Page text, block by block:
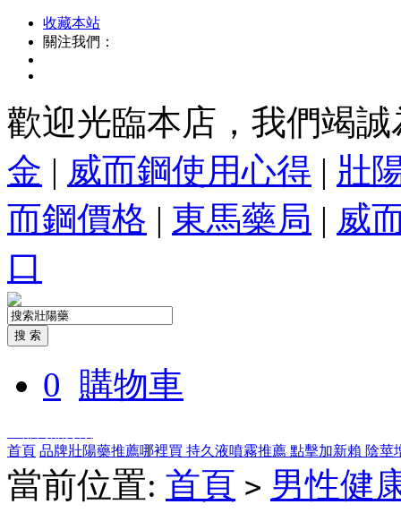
收藏本站
關注我們：
歡迎光臨本店，我們竭
金 | 威而鋼使用心得 | 壯
而鋼價格 | 東馬藥局 | 威
口
0 購物車
首頁 品牌壯陽藥推薦哪裡買 持久液噴霧推薦 點擊加新賴 陰莖
當前位置: 首頁 > 男性健